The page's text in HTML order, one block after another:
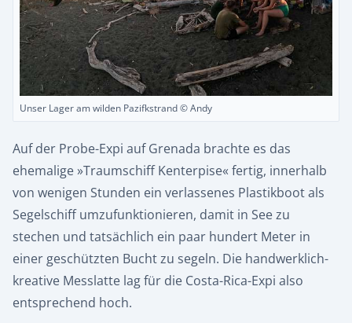
Unser Lager am wilden Pazifkstrand © Andy
Auf der Probe-Expi auf Grenada brachte es das
ehemalige »Traumschiff Kenterpise« fertig, innerhalb
von wenigen Stunden ein verlassenes Plastikboot als
Segelschiff umzufunktionieren, damit in See zu
stechen und tatsächlich ein paar hundert Meter in
einer geschützten Bucht zu segeln. Die handwerklich-
kreative Messlatte lag für die Costa-Rica-Expi also
entsprechend hoch.